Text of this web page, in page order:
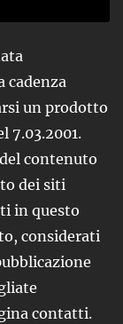
cadenza
un prodotto
7.03.2001.
contenuto
dei siti
in questo
considerati
contatti.